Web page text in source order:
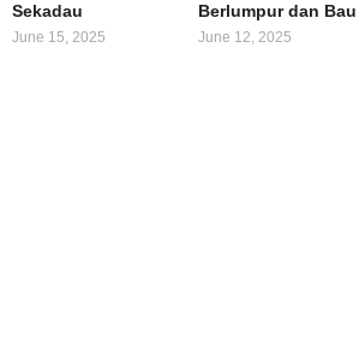
Sekadau
June 15, 2025
Berlumpur dan Bau
June 12, 2025